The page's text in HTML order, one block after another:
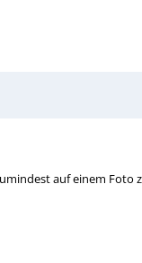
auf einem Foto